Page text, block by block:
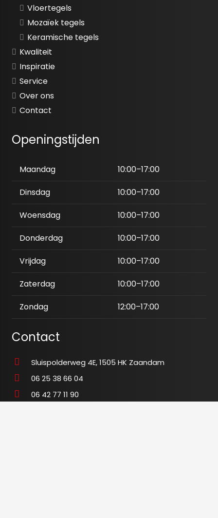
Vloertegels
Mozaïek tegels
Keramische tegels
Kwaliteit
Inspiratie
Service
Over ons
Contact
Openingstijden
Maandag 10:00–17:00
Dinsdag 10:00–17:00
Woensdag 10:00–17:00
Donderdag 10:00–17:00
Vrijdag 10:00–17:00
Zaterdag 10:00–17:00
Zondag 12:00–17:00
Contact
Sluispolderweg 4E, 1505 HK Zaandam
06 25 38 66 04
06 42 77 11 90